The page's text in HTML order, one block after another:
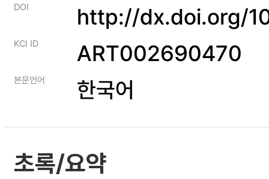
DOI http://dx.doi.org/
KCI ID ART002690470
본문언어 한국어
초록/요약